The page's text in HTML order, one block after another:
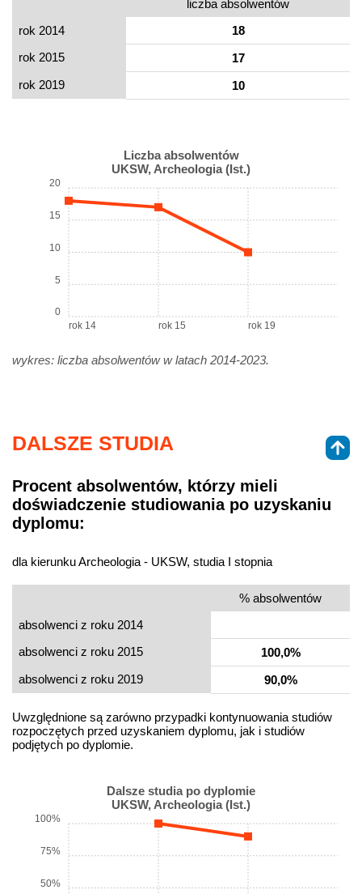
liczba absolwentów
rok 2014
18
rok 2015
17
rok 2019
10
Liczba absolwentów
UKSW, Archeologia (Ist.)
rok 14 rok 15 rok 19
0
5
10
15
20
wykres: liczba absolwentów w latach 2014-2023.
DALSZE STUDIA
Procent absolwentów, którzy mieli
doświadczenie studiowania po uzyskaniu
dyplomu:
dla kierunku Archeologia - UKSW, studia I stopnia
% absolwentów
absolwenci z roku 2014
absolwenci z roku 2015
100,0%
absolwenci z roku 2019
90,0%
Uwzględnione są zarówno przypadki kontynuowania studiów
rozpoczętych przed uzyskaniem dyplomu, jak i studiów
podjętych po dyplomie.
Dalsze studia po dyplomie
UKSW, Archeologia (Ist.)
50%
75%
100%